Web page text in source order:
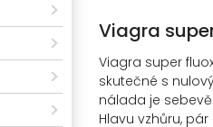
Viagra
Viagra super
skutečné s
nálada je
Hlavu vzhůru,